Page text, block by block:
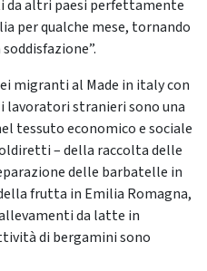
altri paesi perfettamente
per qualche mese, tornando
migranti al Made in italy con
stranieri sono una
tessuto economico e sociale
– della raccolta delle
delle barbatelle in
frutta in Emilia Romagna,
da latte in
di bergamini sono